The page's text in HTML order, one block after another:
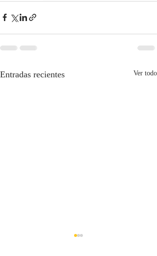
Entradas recientes Ver todo